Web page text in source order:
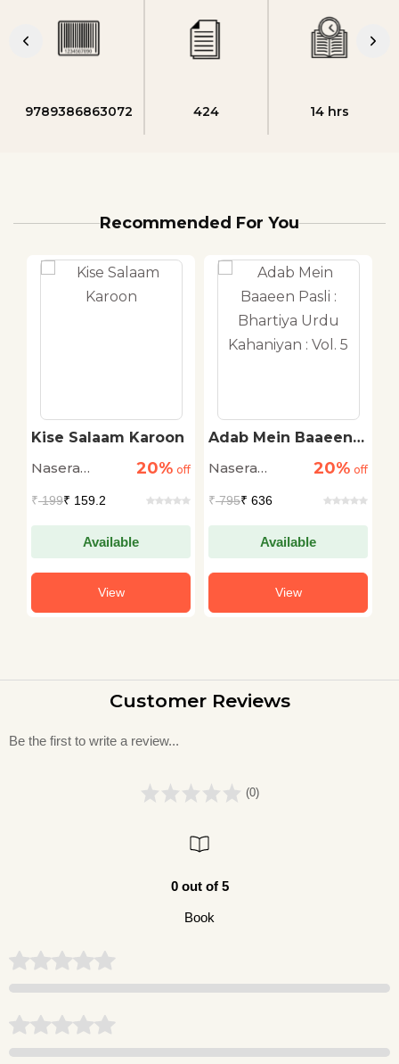
9789386863072 424 14 hrs
Recommended For You
Kise Salaam Karoon
Nasera
20% off
₹199₹ 159.2
Available
View
Adab Mein Baaeen
Kahaniyan : Vol. 5
Nasera
20% off
₹795₹ 636
Available
View
Customer Reviews
Be the first to write a review...
(0)
0 out of 5
Book